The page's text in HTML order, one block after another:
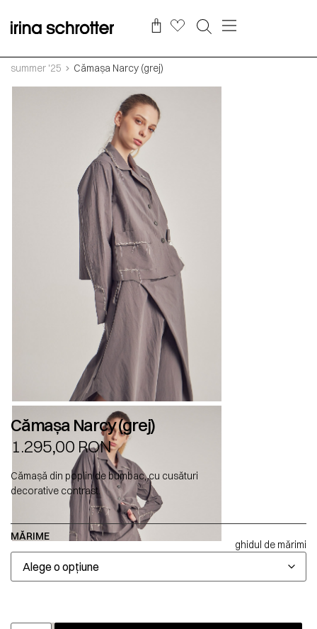
summer '25 Cămașa Narcy (grej)
Cămașa Narcy (grej)
1.295,00 RON
Cămașă din poplin de bumbac, cu cusături
decorative contrast.
MĂRIME
ghidul de mărimi